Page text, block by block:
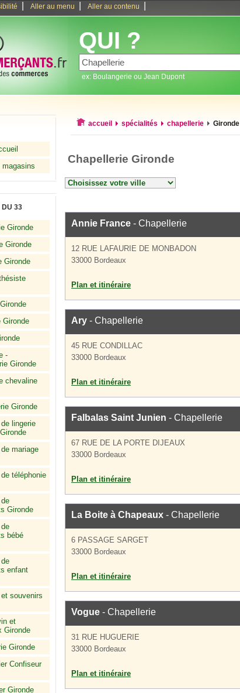
Aller au menu Aller au contenu
QUI ?
ex: Boulangerie ou Jean Dupont
magasins
DU 33
Gironde
Gironde
Gironde
Gironde
-
Gironde
chevaline
Gironde
lingerie
mariage
téléphonie
Gironde
bébé
enfant
souvenirs
et
Gironde
Gironde
Confiseur
Gironde
accueil spécialités chapellerie Gironde
Chapellerie Gironde
Annie France - Chapellerie
12 RUE LAFAURIE DE MONBADON
33000 Bordeaux
Plan et itinéraire
Ary - Chapellerie
45 RUE CONDILLAC
33000 Bordeaux
Plan et itinéraire
Falbalas Saint Junien - Chapellerie
67 RUE DE LA PORTE DIJEAUX
33000 Bordeaux
Plan et itinéraire
La Boite à Chapeaux - Chapellerie
6 PASSAGE SARGET
33000 Bordeaux
Plan et itinéraire
Vogue - Chapellerie
31 RUE HUGUERIE
33000 Bordeaux
Plan et itinéraire